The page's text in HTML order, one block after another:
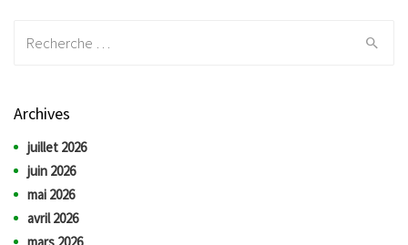
Archives
juillet 2026
juin 2026
mai 2026
avril 2026
mars 2026